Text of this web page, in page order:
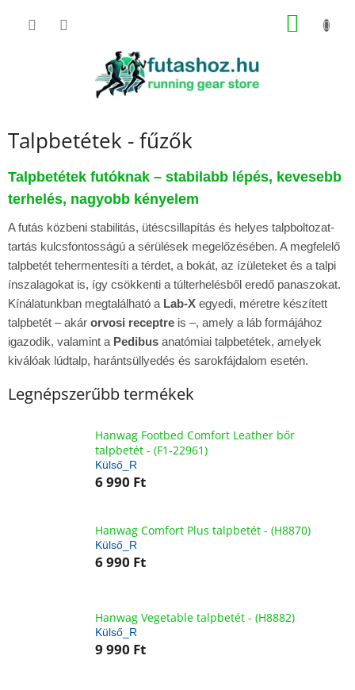
KOSÁR
Talpbetétek - fűzők
Talpbetétek futóknak – stabilabb lépés, kevesebb
terhelés, nagyobb kényelem
A futás közbeni stabilitás, ütéscsillapítás és helyes talpboltozat-
tartás kulcsfontosságú a sérülések megelőzésében. A megfelelő
talpbetét tehermentesíti a térdet, a bokát, az ízületeket és a talpi
ínszalagokat is, így csökkenti a túlterhelésből eredő panaszokat.
Kínálatunkban megtalálható a Lab-X egyedi, méretre készített
talpbetét – akár orvosi receptre is –, amely a láb formájához
igazodik, valamint a Pedibus anatómiai talpbetétek, amelyek
kiválóak lúdtalp, harántsüllyedés és sarokfájdalom esetén.
Legnépszerűbb termékek
Hanwag Footbed Comfort Leather bőr
talpbetét - (F1-22961)
Külső_R
6 990 Ft
Hanwag Comfort Plus talpbetét - (H8870)
Külső_R
6 990 Ft
Hanwag Vegetable talpbetét - (H8882)
Külső_R
9 990 Ft